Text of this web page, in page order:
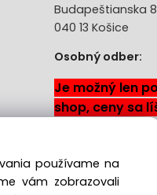
Budapeštianska 8
040 13 Košice
Osobný odber:
Je možný len
shop, ceny sa
Pon-Pia: 08:00 -
Sobota: 08:00 -
používame na
vám zobrazovali